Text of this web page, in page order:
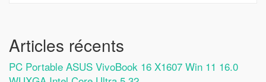
Articles récents
PC Portable ASUS VivoBook 16 X1607 Win 11 16.0